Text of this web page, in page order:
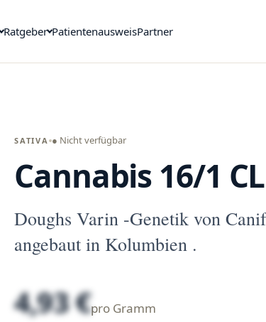
Ratgeber PatientenausweisPartner
SATIVA ● Nicht verfügbar
Cannabis 16/1 CL
Doughs Varin -Genetik von
angebaut in Kolumbien .
4,93 €pro Gramm